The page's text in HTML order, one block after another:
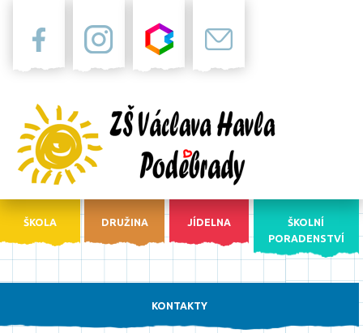
ŠKOLA DRUŽINA JÍDELNA
ŠKOLNÍ
PORADENSTVÍ
KONTAKTY